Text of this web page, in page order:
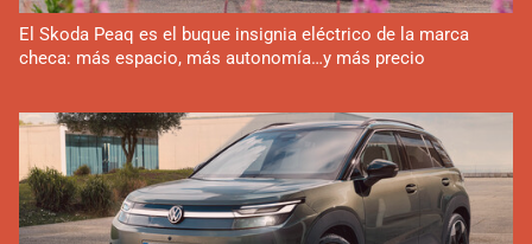
El Skoda Peaq es el buque insignia eléctrico de la marca
checa: más espacio, más autonomía…y más precio